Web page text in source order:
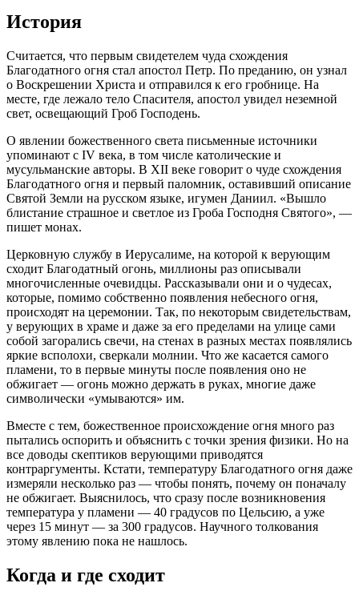
История
Считается, что первым свидетелем чуда схождения
Благодатного огня стал апостол Петр. По преданию, он узнал
о Воскрешении Христа и отправился к его гробнице. На
месте, где лежало тело Спасителя, апостол увидел неземной
свет, освещающий Гроб Господень.
О явлении божественного света письменные источники
упоминают с IV века, в том числе католические и
мусульманские авторы. В XII веке говорит о чуде схождения
Благодатного огня и первый паломник, оставивший описание
Святой Земли на русском языке, игумен Даниил. «Вышло
блистание страшное и светлое из Гроба Господня Святого», —
пишет монах.
Церковную службу в Иерусалиме, на которой к верующим
сходит Благодатный огонь, миллионы раз описывали
многочисленные очевидцы. Рассказывали они и о чудесах,
которые, помимо собственно появления небесного огня,
происходят на церемонии. Так, по некоторым свидетельствам,
у верующих в храме и даже за его пределами на улице сами
собой загорались свечи, на стенах в разных местах появлялись
яркие всполохи, сверкали молнии. Что же касается самого
пламени, то в первые минуты после появления оно не
обжигает — огонь можно держать в руках, многие даже
символически «умываются» им.
Вместе с тем, божественное происхождение огня много раз
пытались оспорить и объяснить с точки зрения физики. Но на
все доводы скептиков верующими приводятся
контраргументы. Кстати, температуру Благодатного огня даже
измеряли несколько раз — чтобы понять, почему он поначалу
не обжигает. Выяснилось, что сразу после возникновения
температура у пламени — 40 градусов по Цельсию, а уже
через 15 минут — за 300 градусов. Научного толкования
этому явлению пока не нашлось.
Когда и где сходит